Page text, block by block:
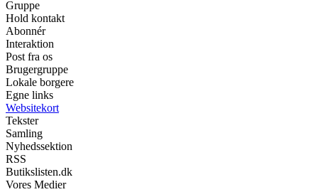
Gruppe
Hold kontakt
Abonnér
Interaktion
Post fra os
Brugergruppe
Lokale borgere
Egne links
Websitekort
Tekster
Samling
Nyhedssektion
RSS
Butikslisten.dk
Vores Medier